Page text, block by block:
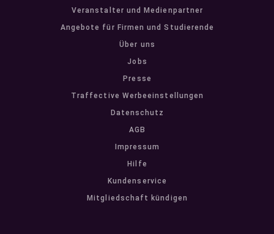
Veranstalter und Medienpartner
Angebote für Firmen und Studierende
Über uns
Jobs
Presse
Traffective Werbeeinstellungen
Datenschutz
AGB
Impressum
Hilfe
Kundenservice
Mitgliedschaft kündigen